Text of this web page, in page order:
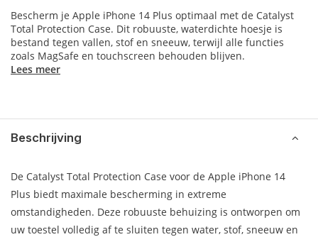
Bescherm je Apple iPhone 14 Plus optimaal met de Catalyst
Total Protection Case. Dit robuuste, waterdichte hoesje is
bestand tegen vallen, stof en sneeuw, terwijl alle functies
zoals MagSafe en touchscreen behouden blijven.
Lees meer
Beschrijving
De Catalyst Total Protection Case voor de Apple iPhone 14
Plus biedt maximale bescherming in extreme
omstandigheden. Deze robuuste behuizing is ontworpen om
uw toestel volledig af te sluiten tegen water, stof, sneeuw en